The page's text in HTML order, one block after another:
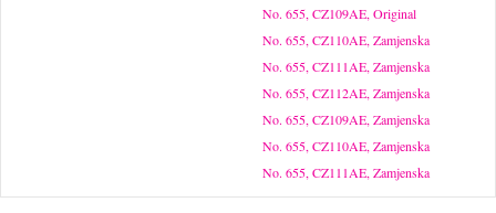
No. 655, CZ109AE, Original
No. 655, CZ110AE, Zamjenska
No. 655, CZ111AE, Zamjenska
No. 655, CZ112AE, Zamjenska
No. 655, CZ109AE, Zamjenska
No. 655, CZ110AE, Zamjenska
No. 655, CZ111AE, Zamjenska